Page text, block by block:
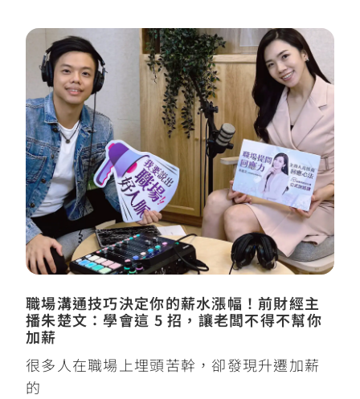
職場溝通技巧決定你的薪水漲幅！前財經主
播朱楚文：學會這 5 招，讓老闆不得不幫你
加薪
很多人在職場上埋頭苦幹，卻發現升遷加薪
的